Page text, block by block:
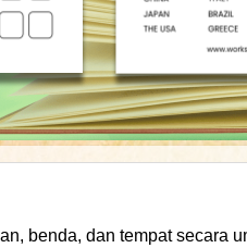
benda, dan tempat secara